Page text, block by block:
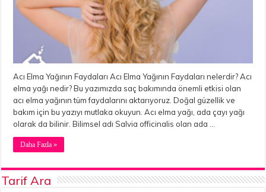
Acı Elma Yağının Faydaları Acı Elma Yağının Faydaları nelerdir? Acı
elma yağı nedir? Bu yazımızda saç bakımında önemli etkisi olan
acı elma yağının tüm faydalarını aktarıyoruz. Doğal güzellik ve
bakım için bu yazıyı mutlaka okuyun. Acı elma yağı, ada çayı yağı
olarak da bilinir. Bilimsel adı Salvia officinalis olan ada …
Daha Fazla »
Tarif Ara